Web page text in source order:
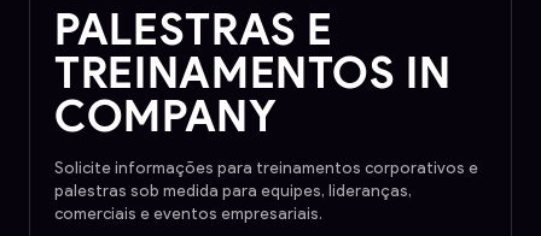
PALESTRAS E
TREINAMENTOS IN
COMPANY
Solicite informações para treinamentos corporativos e
palestras sob medida para equipes, lideranças,
comerciais e eventos empresariais.